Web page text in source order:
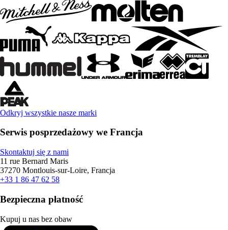
Odkryj wszystkie nasze marki
Serwis posprzedażowy we Francja
Skontaktuj się z nami
11 rue Bernard Maris
37270 Montlouis-sur-Loire, Francja
+33 1 86 47 62 58
Bezpieczna płatność
Kupuj u nas bez obaw